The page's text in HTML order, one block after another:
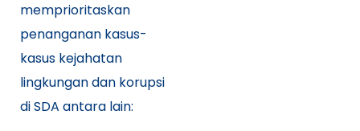
memprioritaskan
penanganan kasus-
kasus kejahatan
lingkungan dan korupsi
di SDA antara lain: